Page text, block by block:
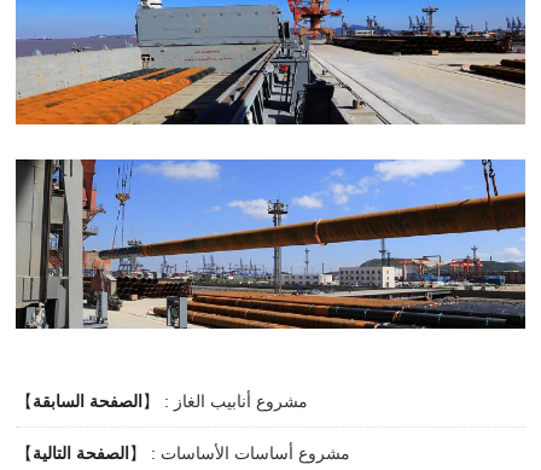
【الصفحة السابقة 】 : مشروع أنابيب الغاز
【الصفحة التالية 】 : مشروع أساسات الأساسات